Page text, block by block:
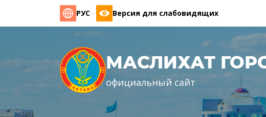
РУС Версия для слабовидящих
МАСЛИХАТ
официальный сайт